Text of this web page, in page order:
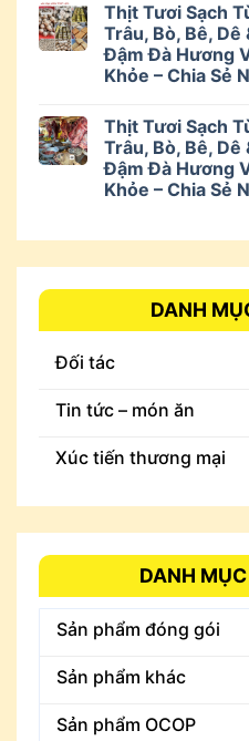
Thịt Tươi Sạch
Trâu, Bò, Bê, Dê
Đậm Đà Hương
Khỏe – Chia Sẻ
Thịt Tươi Sạch
Trâu, Bò, Bê, Dê
Đậm Đà Hương
Khỏe – Chia Sẻ
DANH
Đối tác
Tin tức – món ăn
Xúc tiến thương mại
DANH
Sản phẩm đóng gói
Sản phẩm khác
Sản phẩm OCOP